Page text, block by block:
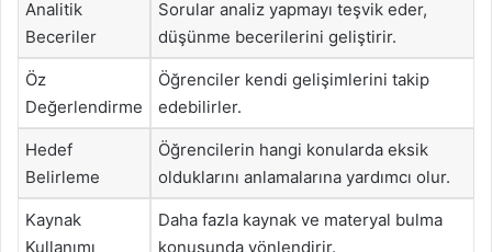
Analitik
Beceriler
Sorular analiz yapmayı teşvik eder,
düşünme becerilerini geliştirir.
Öz
Değerlendirme
Öğrenciler kendi gelişimlerini takip
edebilirler.
Hedef
Belirleme
Öğrencilerin hangi konularda eksik
olduklarını anlamalarına yardımcı olur.
Kaynak
Kullanımı
Daha fazla kaynak ve materyal bulma
konusunda yönlendirir.